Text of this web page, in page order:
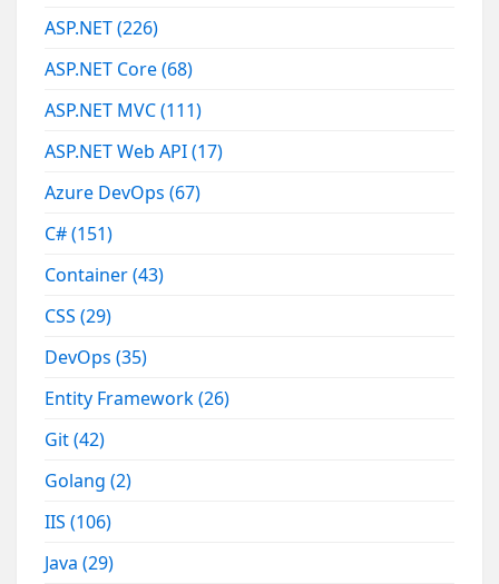
ASP.NET(226)
ASP.NET Core(68)
ASP.NET MVC(111)
ASP.NET Web API(17)
Azure DevOps(67)
C#(151)
Container(43)
CSS(29)
DevOps(35)
Entity Framework(26)
Git(42)
Golang(2)
IIS(106)
Java(29)